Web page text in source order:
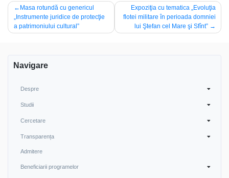
Post
navigation
Masa rotundă cu genericul
„Instrumente juridice de protecţie
a patrimoniului cultural”
Expoziţia cu tematica „Evoluţia
flotei militare în perioada domniei
lui Ştefan cel Mare şi Sfînt”
Navigare
Despre
Studii
Cercetare
Transparența
Admitere
Beneficiarii programelor